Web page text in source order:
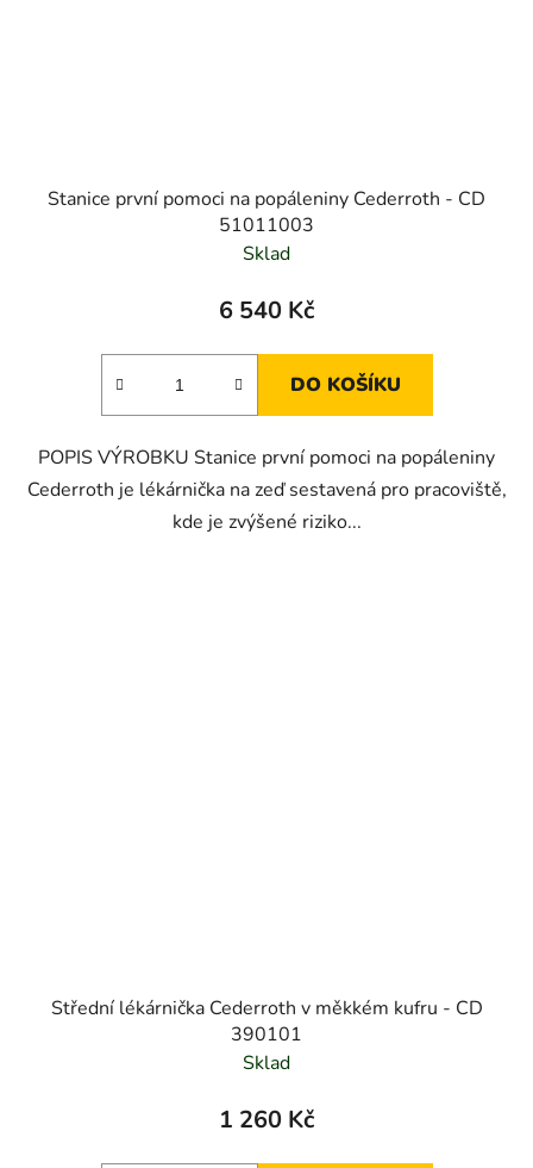
Stanice první pomoci na popáleniny Cederroth - CD
51011003
Sklad
6 540 Kč
DO KOŠÍKU
POPIS VÝROBKU Stanice první pomoci na popáleniny
Cederroth je lékárnička na zeď sestavená pro pracoviště,
kde je zvýšené riziko...
Střední lékárnička Cederroth v měkkém kufru - CD
390101
Sklad
1 260 Kč